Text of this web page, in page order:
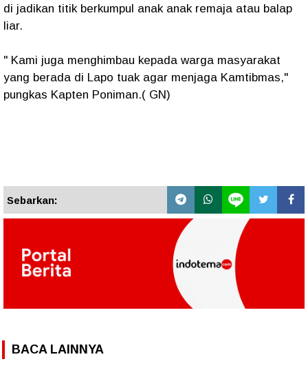
di jadikan titik berkumpul anak anak remaja atau balap
liar.
" Kami juga menghimbau kepada warga masyarakat
yang berada di Lapo tuak agar menjaga Kamtibmas,"
pungkas Kapten Poniman.( GN)
Sebarkan:
BACA LAINNYA